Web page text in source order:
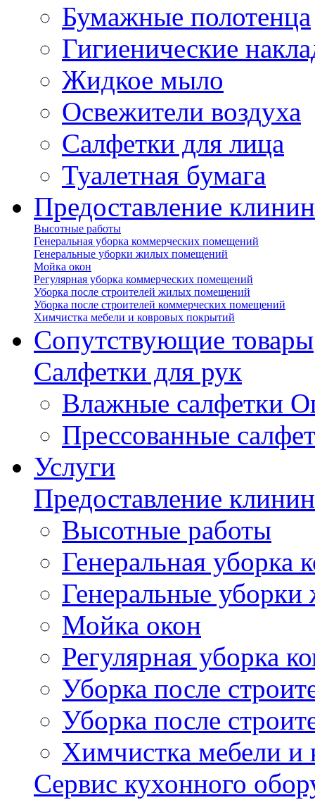
Бумажные полотенца
Гигиенические
Жидкое мыло
Освежители воздуха
Салфетки для лица
Туалетная бумага
Предоставление
Высотные работы
Генеральная уборка коммерческих помещений
Генеральные уборки жилых помещений
Мойка окон
Регулярная уборка коммерческих помещений
Уборка после строителей жилых помещений
Уборка после строителей коммерческих помещений
Химчистка мебели и ковровых покрытий
Сопутствующие товары
Салфетки для рук
Влажные салфетки
Прессованные
Услуги
Предоставление
Высотные работы
Генеральная
Генеральные
Мойка окон
Регулярная уборка
Уборка после
Уборка после
Химчистка мебели
Сервис кухонного